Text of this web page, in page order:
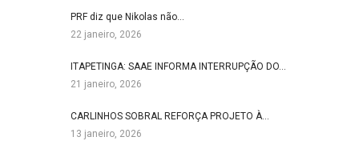
PRF diz que Nikolas não…
22 janeiro, 2026
ITAPETINGA: SAAE INFORMA INTERRUPÇÃO DO…
21 janeiro, 2026
CARLINHOS SOBRAL REFORÇA PROJETO À…
13 janeiro, 2026